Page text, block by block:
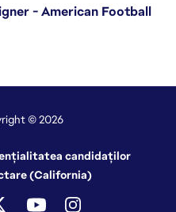
- American Football
© 2026
candidaților
(California)